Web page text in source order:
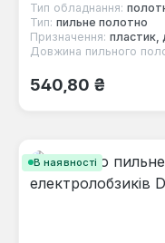
Тип обладнання:
Тип: пильне полотно
Призначення: пластик,
Довжина пильного
Звичайна ціна:
540,80 ₴
В наявності